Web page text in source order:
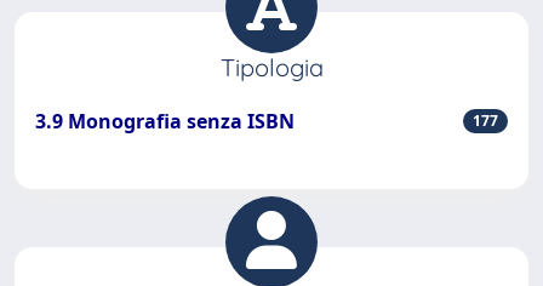
Tipologia
3.9 Monografia senza ISBN 177